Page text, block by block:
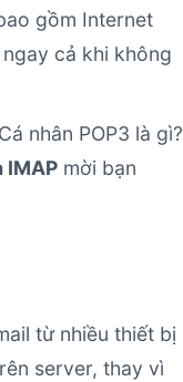
gồm Internet
cả khi không
Cá nhân POP3 là gì?
IMAP mời bạn
từ nhiều thiết bị
server, thay vì